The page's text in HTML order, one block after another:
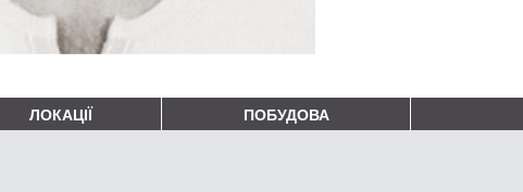
ЛОКАЦІЇ ПОБУДОВА